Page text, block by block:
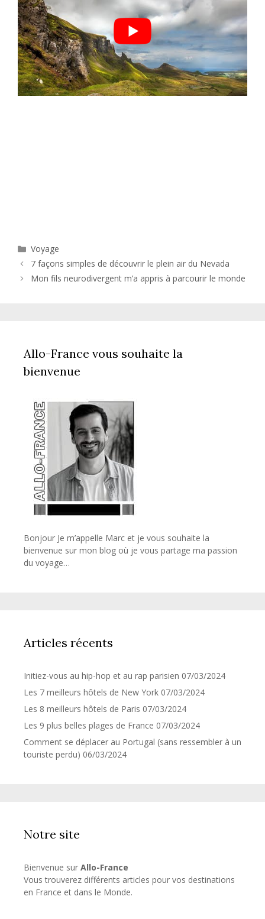
Catégories
Voyage
7 façons simples de découvrir le plein air du Nevada
Mon fils neurodivergent m’a appris à parcourir le monde
Allo-France vous souhaite la
bienvenue
Bonjour Je m’appelle Marc et je vous souhaite la
bienvenue sur mon blog où je vous partage ma passion
du voyage…
Articles récents
Initiez-vous au hip-hop et au rap parisien 07/03/2024
Les 7 meilleurs hôtels de New York 07/03/2024
Les 8 meilleurs hôtels de Paris 07/03/2024
Les 9 plus belles plages de France 07/03/2024
Comment se déplacer au Portugal (sans ressembler à un
touriste perdu) 06/03/2024
Notre site
Bienvenue sur Allo-France
Vous trouverez différents articles pour vos destinations
en France et dans le Monde.